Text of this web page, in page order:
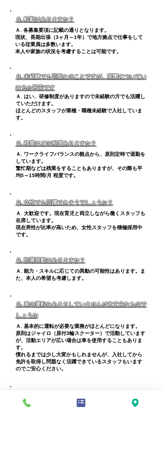
Ｑ. 転勤はありますか？
Ａ. 各募集要項に記載の通りとなります。
現状、長期出張（3ヶ月～1年）で地方拠点で仕事をして
いる従業員は多数います。
本人や家族の状況を考慮することは可能です。
Ｑ. 未経験でも可能とのことですが、実際についてい
けるか不安です
Ａ. はい、研修制度がありますので未経験の方でも活躍し
ていただけます。
ほとんどのスタッフが業種・職種未経験で入社していま
す。
Ｑ. 残業はどの程度ありますか？
Ａ. ワークライフバランスの観点から、原則定時で退勤を
しています。
繁忙期などは残業をすることもありますが、その際も平
均5～15時間/月 程度です。
Ｑ. 女性でも活躍できそうでしょうか？
Ａ. 大歓迎です。現在育児と両立しながら働くスタッフも
在席しています。
現在男性が比率が高いため、女性スタッフを積極採用中
です。
Ｑ. 部署異動はありますか？
Ａ. 能力・スキルに応じての異動の可能性はあります。ま
た、本人の希望も考慮します。
Ｑ. 車の運転をあまりしていませんが大丈夫なもので
しょうか
Ａ. 基本的に運転が必要な業務がほとんどになります。
原則はジャイロ（原付3輪スクーター）で活動しています
が、活動エリアが広い場合は車を使用することもありま
す。
​慣れるまでは少し大変かもしれませんが、入社してから
免許を取得し問題なく活躍できている​スタッフもいます
のでご安心ください。
Ａ. 現状弊社の業務では飛び込み営業が必要なものはあり